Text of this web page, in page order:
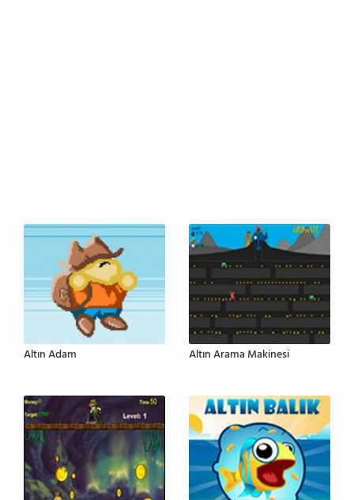
Altın Adam Altın Arama Makinesi